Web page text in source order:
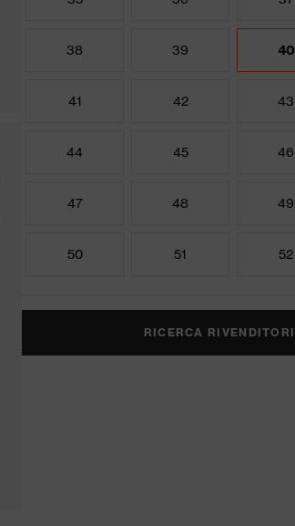
38 39 40
41 42 43
44 45 46
47 48 49
50 51 52
RICERCA RIVENDITORI